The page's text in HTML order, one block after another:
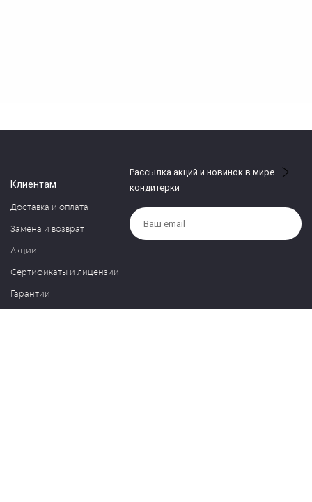
Клиентам
Доставка и оплата
Замена и возврат
Акции
Сертификаты и лицензии
Гарантии
Рассылка акций и новинок в мире
кондитерки